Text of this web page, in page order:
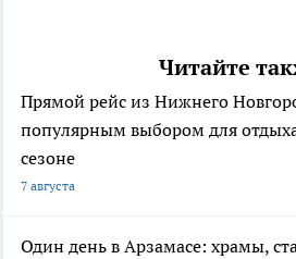
Читайте
Прямой рейс из Нижнего
популярным выбором для
сезоне
7 августа
Один день в Арзамасе: храмы,